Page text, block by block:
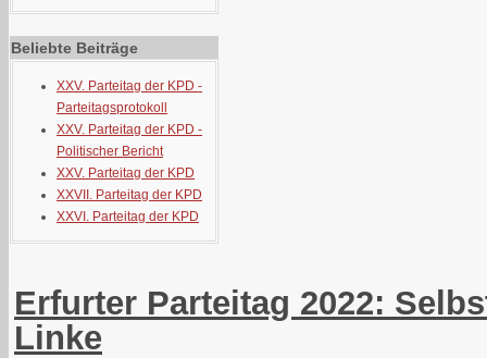
Beliebte Beiträge
XXV. Parteitag der KPD -
Parteitagsprotokoll
XXV. Parteitag der KPD -
Politischer Bericht
XXV. Parteitag der KPD
XXVII. Parteitag der KPD
XXVI. Parteitag der KPD
Erfurter Parteitag 2022:
Linke